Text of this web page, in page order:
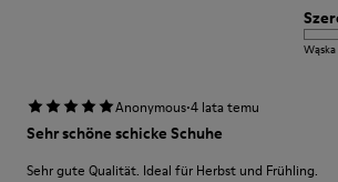
Wąska
Anonymous·4 lata temu
Sehr schöne schicke Schuhe
Sehr gute Qualität. Ideal für Herbst und Frühling.